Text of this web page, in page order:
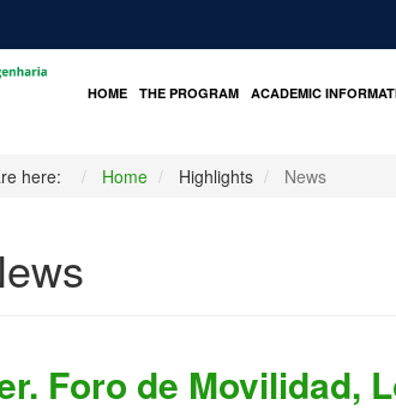
HOME THE PROGRAM ACADEMIC
here: Home Highlights News
Foro de Movilidad,